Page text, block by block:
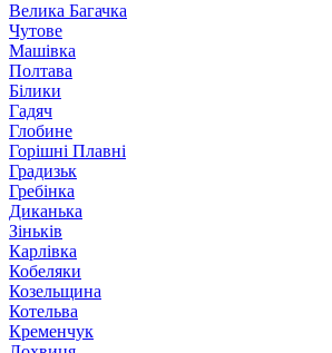
Велика Багачка
Чутове
Машівка
Полтава
Білики
Гадяч
Глобине
Горішні Плавні
Градизьк
Гребінка
Диканька
Зіньків
Карлівка
Кобеляки
Козельщина
Котельва
Кременчук